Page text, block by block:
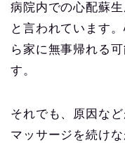
病院内での心配蘇
と言われています
ら家に無事帰れる
す。
それでも、原因な
マッサージを続け